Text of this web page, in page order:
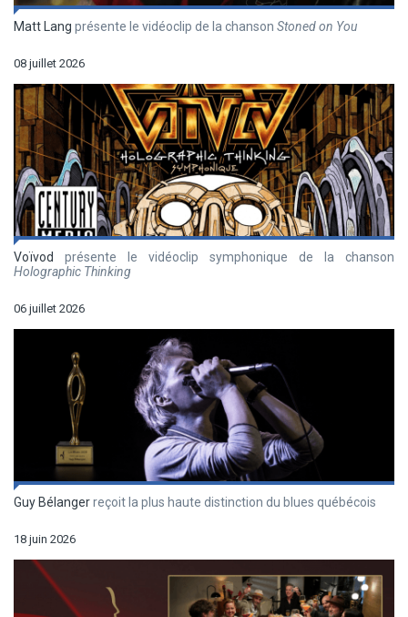
Matt Lang présente le vidéoclip de la chanson Stoned on You
08 juillet 2026
Voïvod
présente le vidéoclip symphonique de la chanson
Holographic Thinking
06 juillet 2026
Guy Bélangerreçoit la plus haute distinction du blues québécois
18 juin 2026